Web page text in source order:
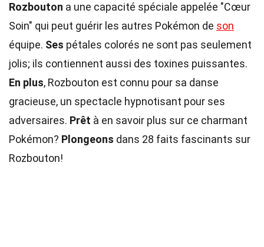
Rozbouton a une capacité spéciale appelée "Cœur
Soin" qui peut guérir les autres Pokémon de son
équipe. Ses pétales colorés ne sont pas seulement
jolis; ils contiennent aussi des toxines puissantes.
En plus, Rozbouton est connu pour sa danse
gracieuse, un spectacle hypnotisant pour ses
adversaires. Prêt à en savoir plus sur ce charmant
Pokémon? Plongeons dans 28 faits fascinants sur
Rozbouton!